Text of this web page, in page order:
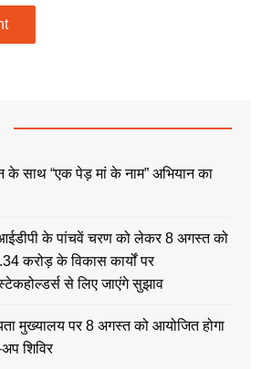
के साथ “एक पेड़ मां के नाम” अभियान का
के पांचवें चरण को लेकर 8 अगस्त को
करोड़ के विकास कार्यों पर
से लिए जाएंगे सुझाव
मुख्यालय पर 8 अगस्त को आयोजित होगा
शिविर